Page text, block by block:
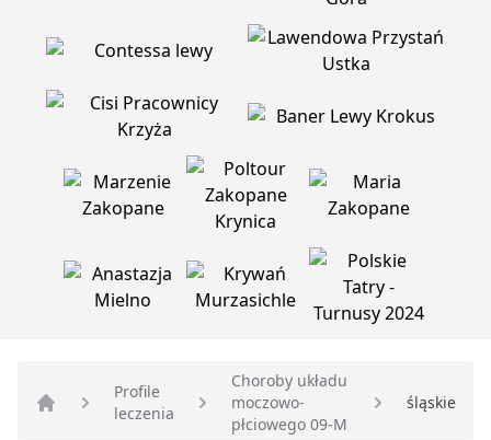
Strona główna
Profile
leczenia
Choroby układu
moczowo-
płciowego 09-M
śląskie